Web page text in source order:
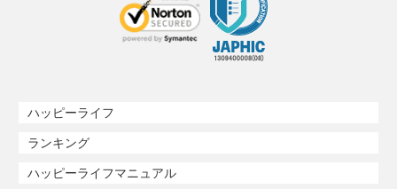
ハッピーライフ
ランキング
ハッピーライフマニュアル